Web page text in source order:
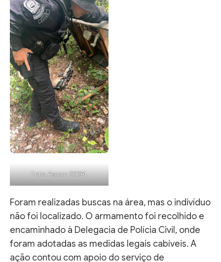
Foto: Ascom SSP/AL
Foram realizadas buscas na área, mas o indivíduo
não foi localizado. O armamento foi recolhido e
encaminhado à Delegacia de Polícia Civil, onde
foram adotadas as medidas legais cabíveis. A
ação contou com apoio do serviço de